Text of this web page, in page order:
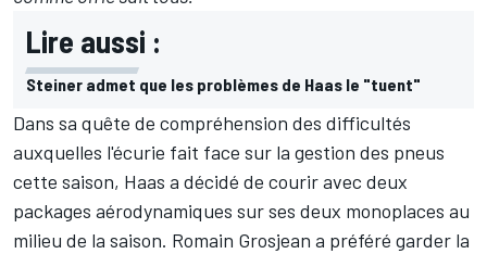
Lire aussi :
Steiner admet que les problèmes de Haas le "tuent"
Dans sa quête de compréhension des difficultés
auxquelles l'écurie fait face sur la gestion des pneus
cette saison, Haas a décidé de courir avec deux
packages aérodynamiques sur ses deux monoplaces au
milieu de la saison. Romain Grosjean a préféré garder la